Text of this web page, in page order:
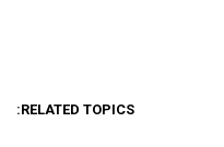
RELATED TOPICS: